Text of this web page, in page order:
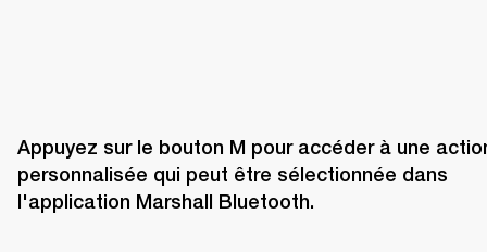
Appuyez sur le bouton M pour accéder à une
personnalisée qui peut être sélectionnée dans
l'application Marshall Bluetooth.